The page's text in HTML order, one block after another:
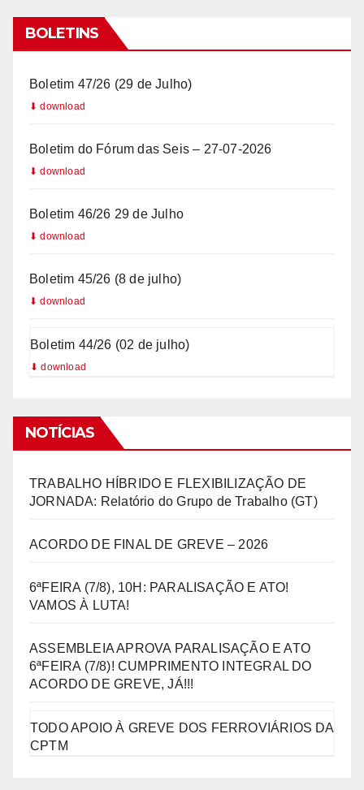
+
BOLETINS
Boletim 47/26 (29 de Julho)
Boletim do Fórum das Seis – 27-07-2026
Boletim 46/26 29 de Julho
Boletim 45/26 (8 de julho)
Boletim 44/26 (02 de julho)
NOTÍCIAS
TRABALHO HÍBRIDO E FLEXIBILIZAÇÃO DE
JORNADA: Relatório do Grupo de Trabalho (GT)
ACORDO DE FINAL DE GREVE – 2026
6ªFEIRA (7/8), 10H: PARALISAÇÃO E ATO!
VAMOS À LUTA!
ASSEMBLEIA APROVA PARALISAÇÃO E ATO
6ªFEIRA (7/8)! CUMPRIMENTO INTEGRAL DO
ACORDO DE GREVE, JÁ!!!
TODO APOIO À GREVE DOS FERROVIÁRIOS DA
CPTM